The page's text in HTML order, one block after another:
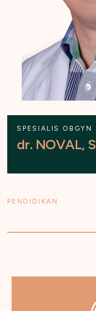
SPESIALIS OBGYN
dr. NOVAL, S
PENDIDIKAN